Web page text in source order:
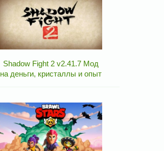
Shadow Fight 2 v2.41.7 Мод
на деньги, кристаллы и опыт